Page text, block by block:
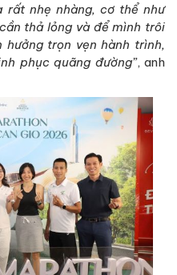
nhẹ nhàng, cơ thể như
thả lỏng và để mình trôi
hưởng trọn vẹn hành trình,
phục quãng đường”, anh